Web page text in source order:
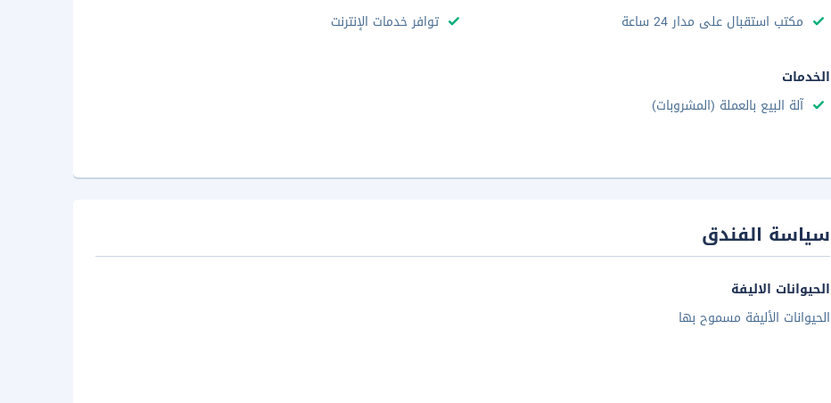
مكتب استقبال على مدار 24 ساعة
توافر خدمات الإنترنت
الخدمات
آلة البيع بالعملة (المشروبات)
سياسة الفندق
الحيوانات الاليفة
الحيوانات الأليفة مسموح بها